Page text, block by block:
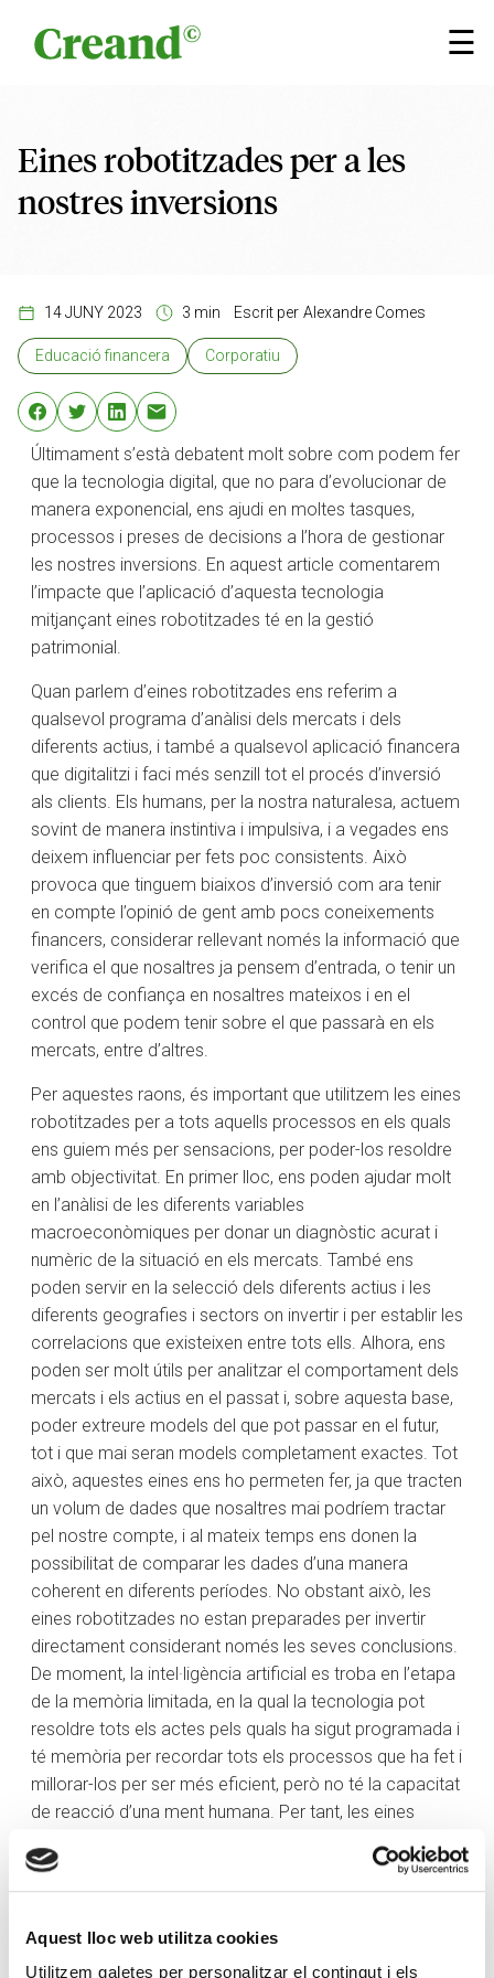
Aquest lloc web utilitza cookies
Utilitzem galetes per personalitzar el contingut i els
☰
×
Eines robotitzades per a les
nostres inversions
14 JUNY 2023 3 min Escrit per Alexandre Comes
Educació financera Corporatiu
Últimament s’està debatent molt sobre com podem fer
que la tecnologia digital, que no para d’evolucionar de
manera exponencial, ens ajudi en moltes tasques,
processos i preses de decisions a l’hora de gestionar
les nostres inversions. En aquest article comentarem
l’impacte que l’aplicació d’aquesta tecnologia
mitjançant eines robotitzades té en la gestió
patrimonial.
Quan parlem d’eines robotitzades ens referim a
qualsevol programa d’anàlisi dels mercats i dels
diferents actius, i també a qualsevol aplicació financera
que digitalitzi i faci més senzill tot el procés d’inversió
als clients. Els humans, per la nostra naturalesa, actuem
sovint de manera instintiva i impulsiva, i a vegades ens
deixem influenciar per fets poc consistents. Això
provoca que tinguem biaixos d’inversió com ara tenir
en compte l’opinió de gent amb pocs coneixements
financers, considerar rellevant només la informació que
verifica el que nosaltres ja pensem d’entrada, o tenir un
excés de confiança en nosaltres mateixos i en el
control que podem tenir sobre el que passarà en els
mercats, entre d’altres.
Per aquestes raons, és important que utilitzem les eines
robotitzades per a tots aquells processos en els quals
ens guiem més per sensacions, per poder-los resoldre
amb objectivitat. En primer lloc, ens poden ajudar molt
en l’anàlisi de les diferents variables
macroeconòmiques per donar un diagnòstic acurat i
numèric de la situació en els mercats. També ens
poden servir en la selecció dels diferents actius i les
diferents geografies i sectors on invertir i per establir les
correlacions que existeixen entre tots ells. Alhora, ens
poden ser molt útils per analitzar el comportament dels
mercats i els actius en el passat i, sobre aquesta base,
poder extreure models del que pot passar en el futur,
tot i que mai seran models completament exactes. Tot
això, aquestes eines ens ho permeten fer, ja que tracten
un volum de dades que nosaltres mai podríem tractar
pel nostre compte, i al mateix temps ens donen la
possibilitat de comparar les dades d’una manera
coherent en diferents períodes. No obstant això, les
eines robotitzades no estan preparades per invertir
directament considerant només les seves conclusions.
De moment, la intel·ligència artificial es troba en l’etapa
de la memòria limitada, en la qual la tecnologia pot
resoldre tots els actes pels quals ha sigut programada i
té memòria per recordar tots els processos que ha fet i
millorar-los per ser més eficient, però no té la capacitat
de reacció d’una ment humana. Per tant, les eines
d’aprofitar per influir en les nostres decisions, però no
per substituir-les.
Al mateix temps, la tecnologia ens ha permès
digitalitzar la interacció entre els gestors d’inversions i